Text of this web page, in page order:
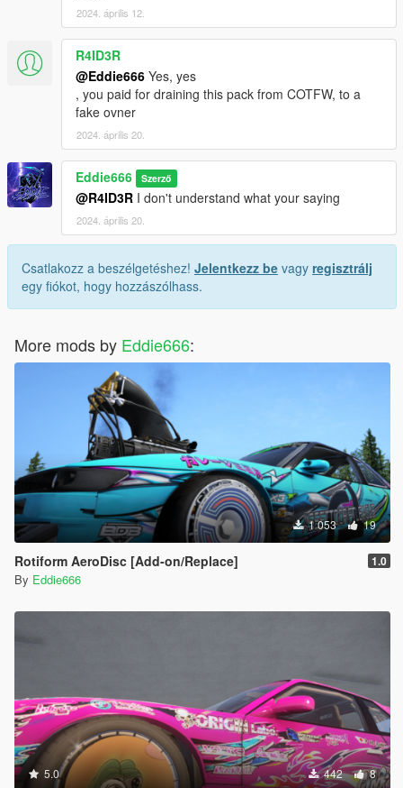
2024. április 12.
R4ID3R
@Eddie666 Yes, yes
, you paid for draining this pack from COTFW, to a
fake ovner
2024. április 20.
Eddie666 Szerző
@R4ID3R I don't understand what your saying
2024. április 20.
Csatlakozz a beszélgetéshez! Jelentkezz be vagy regisztrálj
egy fiókot, hogy hozzászólhass.
More mods by Eddie666:
1 053 19
Rotiform AeroDisc [Add-on/Replace] 1.0
By Eddie666
5.0 442 8